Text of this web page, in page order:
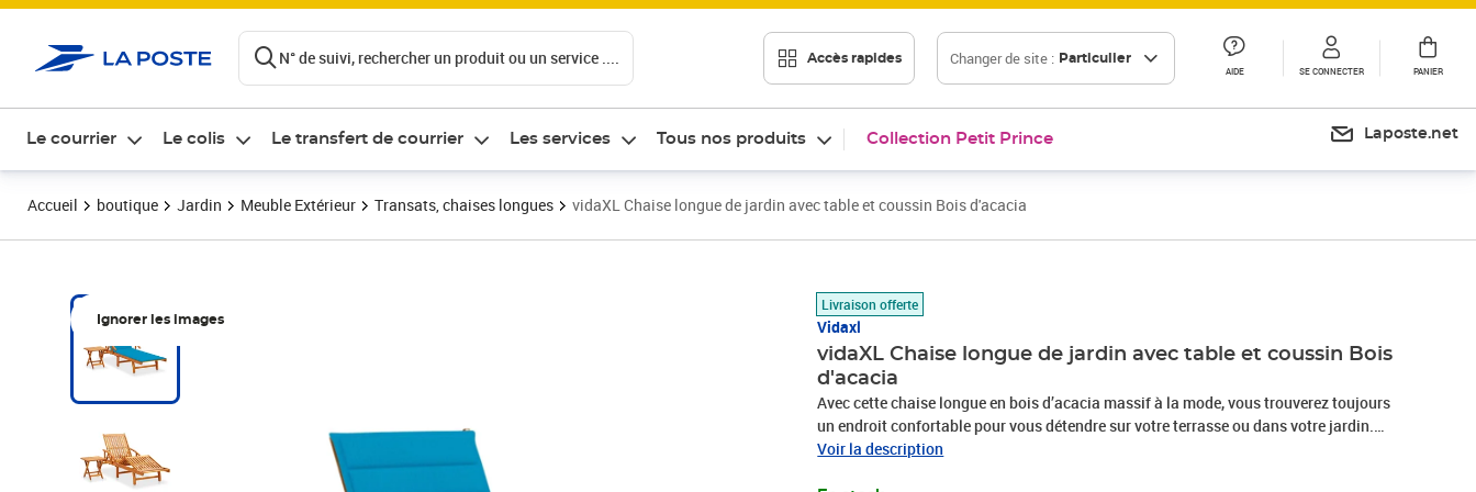
N° de suivi, rechercher un produit ou un service .... Accès rapides Changer de site : Particulier
AIDE SE CONNECTER PANIER
Le courrier Le colis Le transfert de courrier Les services Tous nos produits Collection Petit Prince Laposte.net
Accueil boutique Jardin Meuble Extérieur Transats, chaises longues vidaXL Chaise longue de jardin avec table et coussin Bois d'acacia
Ignorer les images
Livraison offerte
Vidaxl
vidaXL Chaise longue de jardin avec table et coussin Bois
d'acacia
Avec cette chaise longue en bois d’acacia massif à la mode, vous trouverez toujours
un endroit confortable pour vous détendre sur votre terrasse ou dans votre jardin.
Cette chaise longue de jardin et la table sont fabriquées en bois d’acacia massif, ce
Voir la description
Prix barré 215,99 €
Prix 175,08€